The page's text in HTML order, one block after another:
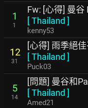
1
1
Fw: [心得] 曼谷
[Thailand ]
kenny53
12
31
[心得] 雨季絕
[Thailand ]
Puck03
5
14
[問題] 曼谷和
[Thailand ]
Amed21